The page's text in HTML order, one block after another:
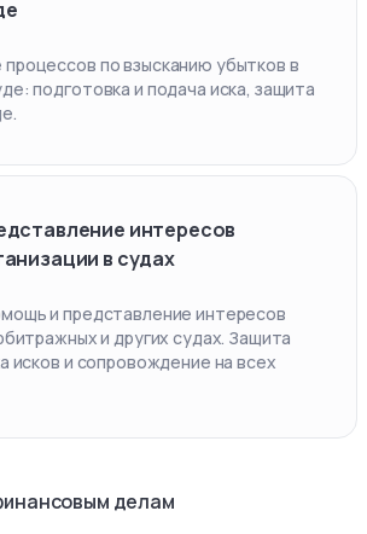
по взысканию убытков в
подготовка и подача иска, защита
интересов
в судах
и представление интересов
и других судах. Защита
исков и сопровождение на всех
делам